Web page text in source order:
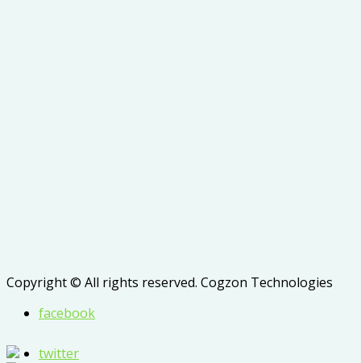
Copyright © All rights reserved. Cogzon Technologies
facebook
twitter